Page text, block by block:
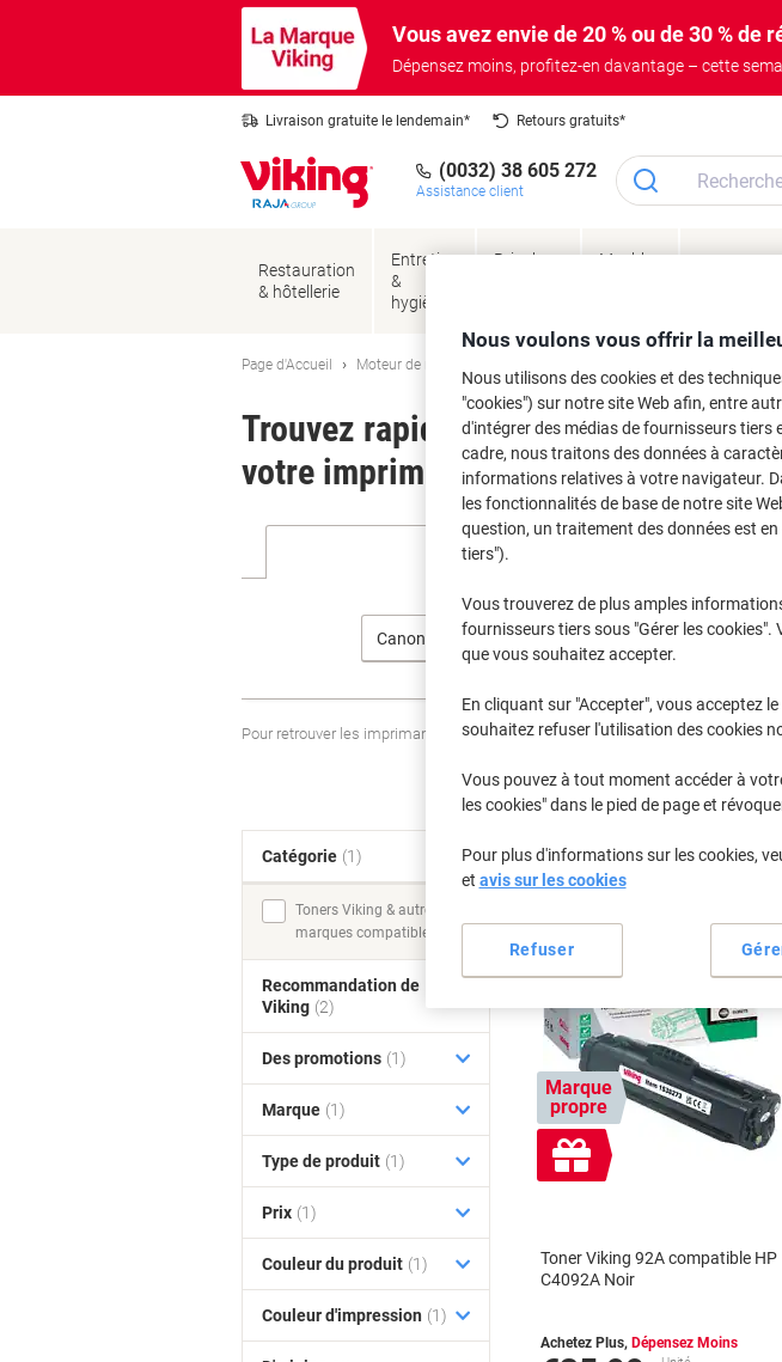
Vous avez envie de 20 % ou de 30 % de
Dépensez moins, profitez-en davantage – cette
Livraison gratuite le lendemain* Retours gratuits*
(0032) 38 605 272
Assistance client
Restauration
& hôtellerie
Entretien
&
hygiène
Bricolage
Meubles
Page d'Accueil Moteur de recherche d'encre et toner
Trouvez rapidement les cartouches
votre imprimante.
Canon Lasershot
Pour retrouver les imprimantes listées et/ou les cartouches précédemment
Canon Lasershot
Trier par :
Marque
propre
Cadeau
gratuit
Toner Viking 92A compatible HP
C4092A Noir
Achetez Plus, Dépensez Moins
Catégorie (1)
Toners Viking & autres
marques compatibles (1)
Recommandation de
Viking (2)
Des promotions (1)
Marque (1)
Type de produit (1)
Prix (1)
Couleur du produit (1)
Couleur d'impression (1)
Nous voulons vous offrir la
Nous utilisons des cookies et des
"cookies") sur notre site Web afin, entre
d'intégrer des médias de fournisseurs tiers
cadre, nous traitons des données à
informations relatives à votre navigateur.
les fonctionnalités de base de notre site
question, un traitement des données est
tiers").
Vous trouverez de plus amples
fournisseurs tiers sous "Gérer les
que vous souhaitez accepter.
En cliquant sur "Accepter", vous acceptez
souhaitez refuser l'utilisation des cookies
Vous pouvez à tout moment accéder à
les cookies" dans le pied de page et
Pour plus d'informations sur les cookies,
et avis sur les cookies
Refuser